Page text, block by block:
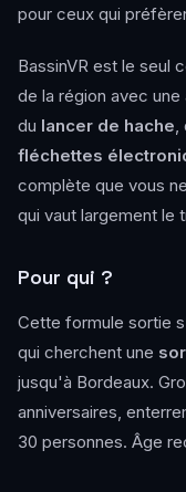
pour ceux qui
BassinVR est le seul
de la région avec
du lancer de hache,
fléchettes
complète que vous
qui vaut largement le
Pour qui ?
Cette formule sortie
qui cherchent une
jusqu'à Bordeaux.
anniversaires,
30 personnes. Âge